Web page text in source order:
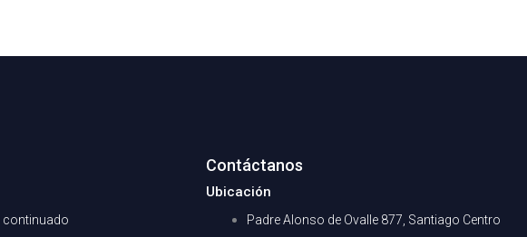
continuado
Contáctanos
Ubicación
Padre Alonso de Ovalle 877, Santiago Centro